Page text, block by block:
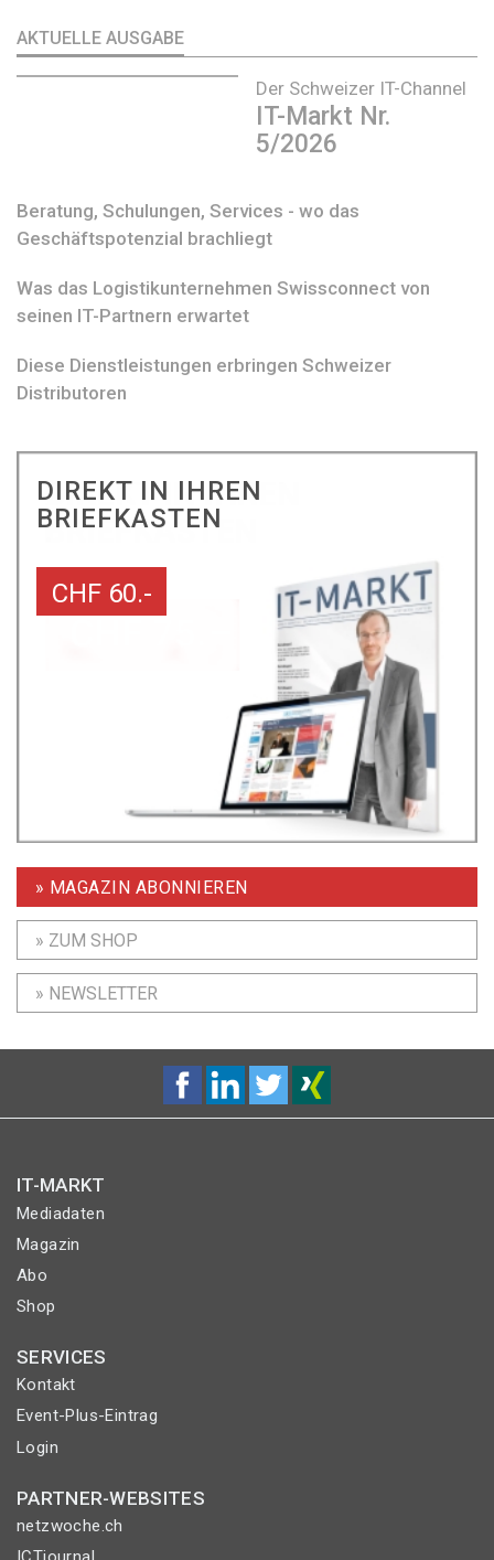
AKTUELLE AUSGABE
Der Schweizer IT-Channel
IT-Markt Nr.
5/2026
Beratung, Schulungen, Services - wo das
Geschäftspotenzial brachliegt
Was das Logistikunternehmen Swissconnect von
seinen IT-Partnern erwartet
Diese Dienstleistungen erbringen Schweizer
Distributoren
DIREKT IN IHREN
BRIEFKASTEN
CHF 60.-
» MAGAZIN ABONNIEREN
» ZUM SHOP
» NEWSLETTER
IT-MARKT
Mediadaten
Magazin
Abo
Shop
SERVICES
Kontakt
Event-Plus-Eintrag
Login
PARTNER-WEBSITES
netzwoche.ch